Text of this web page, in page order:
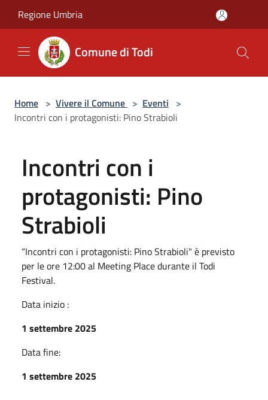
Regione Umbria
Comune di Todi
Home > Vivere il Comune > Eventi >
Incontri con i protagonisti: Pino Strabioli
Incontri con i
protagonisti: Pino
Strabioli
“Incontri con i protagonisti: Pino Strabioli" è previsto
per le ore 12:00 al Meeting Place durante il Todi
Festival.
Data inizio :
1 settembre 2025
Data fine:
1 settembre 2025